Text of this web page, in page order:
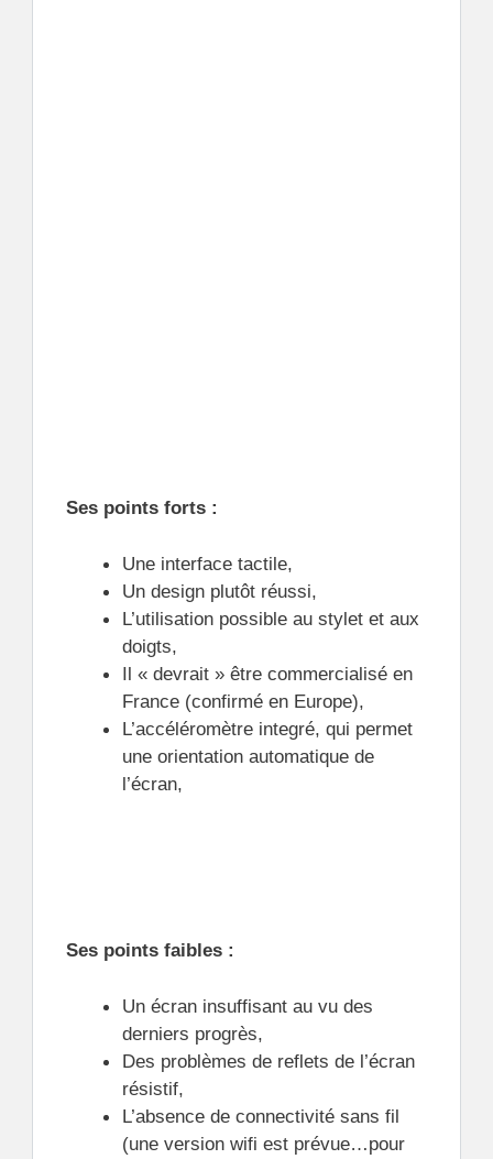
Ses points forts :
Une interface tactile,
Un design plutôt réussi,
L’utilisation possible au stylet et aux
doigts,
Il « devrait » être commercialisé en
France (confirmé en Europe),
L’accéléromètre integré, qui permet
une orientation automatique de
l’écran,
Ses points faibles :
Un écran insuffisant au vu des
derniers progrès,
Des problèmes de reflets de l’écran
résistif,
L’absence de connectivité sans fil
(une version wifi est prévue…pour